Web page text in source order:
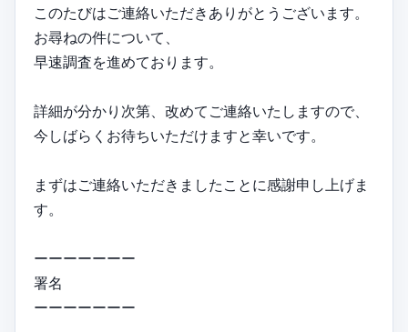
このたびはご連絡いただきありがとうございます。
お尋ねの件について、
早速調査を進めております。
詳細が分かり次第、改めてご連絡いたしますので、
今しばらくお待ちいただけますと幸いです。
まずはご連絡いただきましたことに感謝申し上げま
す。
ーーーーーーー
署名
ーーーーーーー